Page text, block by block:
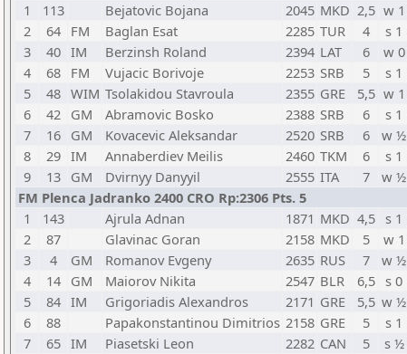
1
113 Bejatovic Bojana 2045 MKD 2,5 w 1
2
64 FM Baglan Esat 2285 TUR 4 s 1
3
40 IM Berzinsh Roland 2394 LAT 6 w 0
4
68 FM Vujacic Borivoje 2253 SRB 5 s 1
5
48 WIM Tsolakidou Stavroula 2355 GRE 5,5 w 1
6
42 GM Abramovic Bosko 2388 SRB 6 s 1
7
16 GM Kovacevic Aleksandar 2520 SRB 6 w ½
8
29 IM Annaberdiev Meilis 2460 TKM 6 s 1
9
13 GM Dvirnyy Danyyil 2555 ITA 7 w ½
FM Plenca Jadranko 2400 CRO Rp:2306 Pts. 5
1
143 Ajrula Adnan 1871 MKD 4,5 s 1
2
87 Glavinac Goran 2158 MKD 5 w 1
3
4 GM Romanov Evgeny 2635 RUS 7 w ½
4
14 GM Maiorov Nikita 2547 BLR 6,5 s 0
5
84 IM Grigoriadis Alexandros 2171 GRE 5,5 w ½
6
88 Papakonstantinou Dimitrios 2158 GRE 5 s 1
7
65 IM Piasetski Leon 2282 CAN 5 s ½